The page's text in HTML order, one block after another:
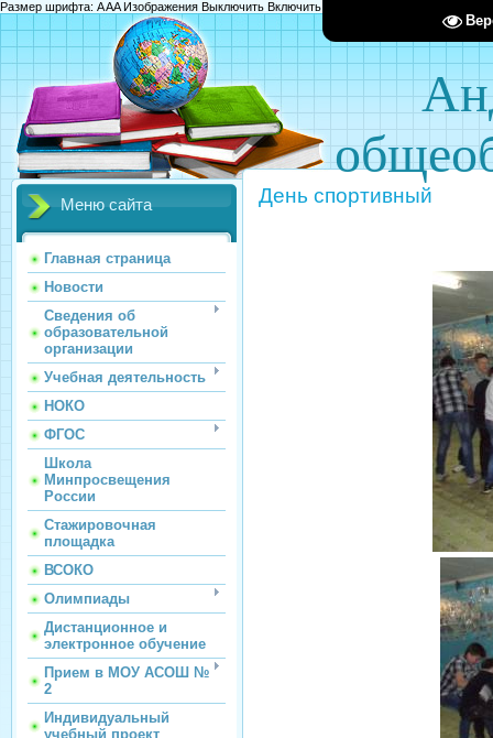
Размер шрифта: AAAИзображения Выключить Включить
Меню сайта
Главная страница
Новости
Сведения об
образовательной
организации
Учебная деятельность
НОКО
ФГОС
Школа
Минпросвещения
России
Стажировочная
площадка
ВСОКО
Олимпиады
Дистанционное и
электронное обучение
Прием в МОУ АСОШ №
2
Индивидуальный
учебный проект
День спортивный